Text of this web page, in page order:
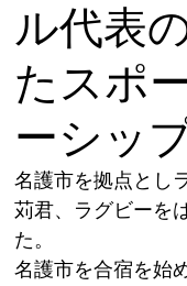
彩発見キャンペーン
ル代表
たスポ
ーシッ
名護市を拠点とし
苅君、ラグビーを
た。
名護市を合宿を始